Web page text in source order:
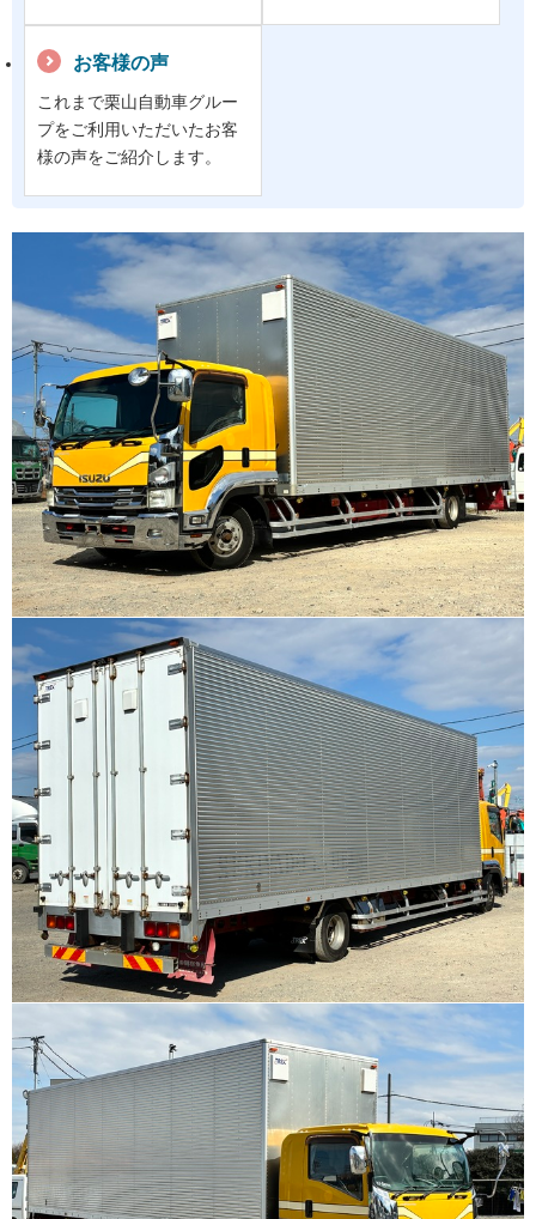
お客様の声
これまで栗山自動車グルー
プをご利用いただいたお客
様の声をご紹介します。